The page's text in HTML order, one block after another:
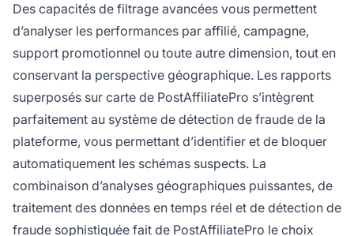
Des capacités de filtrage avancées vous permettent
d’analyser les performances par affilié, campagne,
support promotionnel ou toute autre dimension, tout en
conservant la perspective géographique. Les rapports
superposés sur carte de PostAffiliatePro s’intègrent
parfaitement au système de détection de fraude de la
plateforme, vous permettant d’identifier et de bloquer
automatiquement les schémas suspects. La
combinaison d’analyses géographiques puissantes, de
traitement des données en temps réel et de détection de
fraude sophistiquée fait de PostAffiliatePro le choix